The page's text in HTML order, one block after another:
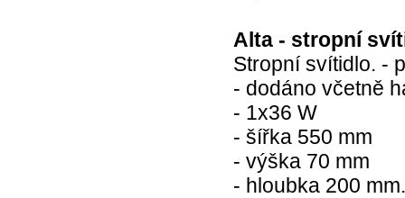
Alta - stropní
Stropní svítidlo. -
- dodáno včetně
- 1x36 W
- šířka 550 mm
- výška 70 mm
- hloubka 200 mm.